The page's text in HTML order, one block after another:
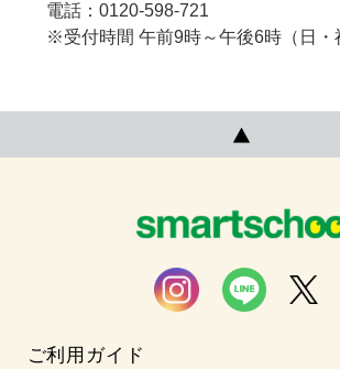
電話：0120-598-721
※受付時間 午前9時～午後6時（日・
ご利用ガイド